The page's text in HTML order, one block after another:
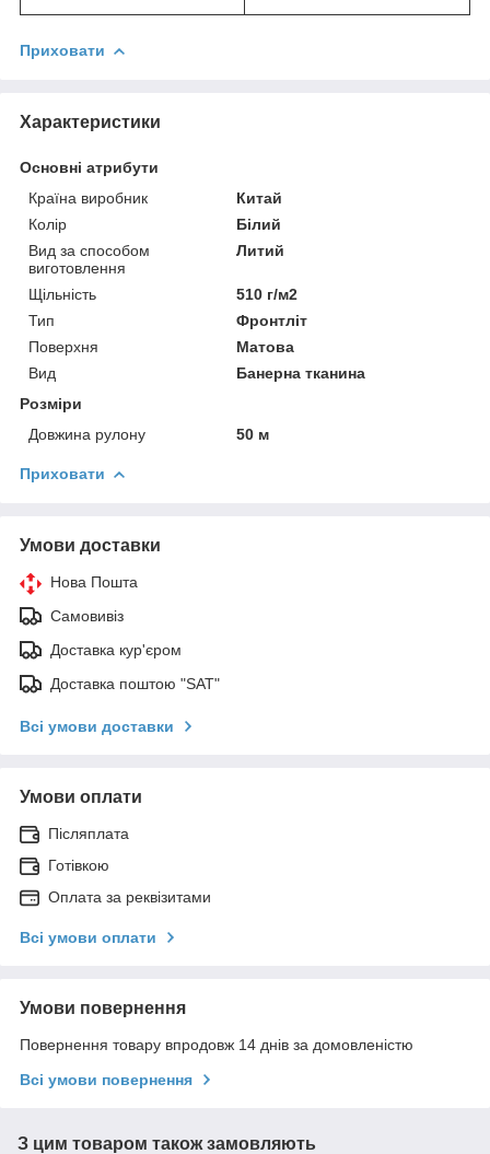
Приховати
Характеристики
Основні атрибути
Країна виробник
Китай
Колір
Білий
Вид за способом
виготовлення
Литий
Щільність
510 г/м2
Тип
Фронтліт
Поверхня
Матова
Вид
Банерна тканина
Розміри
Довжина рулону
50 м
Приховати
Умови доставки
Нова Пошта
Самовивіз
Доставка кур'єром
Доставка поштою "SAT"
Всі умови доставки
Умови оплати
Післяплата
Готівкою
Оплата за реквізитами
Всі умови оплати
Умови повернення
Повернення товару впродовж 14 днів за домовленістю
Всі умови повернення
З цим товаром також замовляють